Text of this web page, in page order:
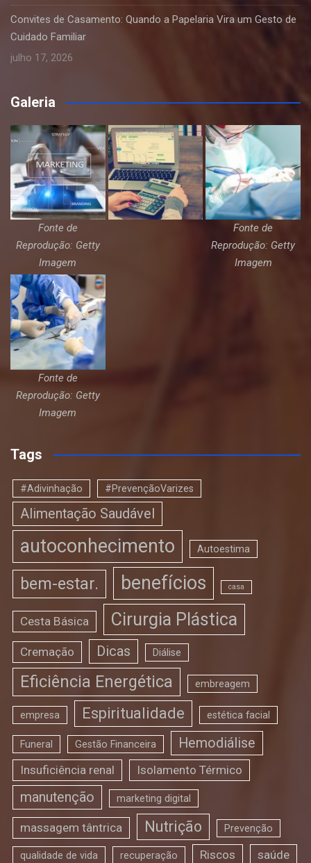
Convites de Casamento: Quando a Papelaria Vira um Gesto de
Cuidado Familiar
julho 17, 2026
Galeria
Fonte de
Reprodução: Getty
Imagem
Fonte de
Reprodução: Getty
Imagem
Fonte de
Reprodução: Getty
Imagem
Tags
#Adivinhação #PrevençãoVarizes
Alimentação Saudável
autoconhecimento Autoestima
bem-estar. benefícios casa
Cesta Básica Cirurgia Plástica
Cremação Dicas Diálise
Eficiência Energética embreagem
empresa Espiritualidade estética facial
Funeral Gestão Financeira Hemodiálise
Insuficiência renal Isolamento Térmico
manutenção marketing digital
massagem tântrica Nutrição Prevenção
qualidade de vida recuperação Riscos saúde